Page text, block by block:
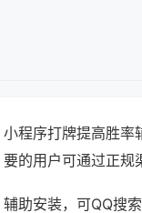
小程序打牌提高胜率
要的用户可通过正规
辅助安装，可QQ搜